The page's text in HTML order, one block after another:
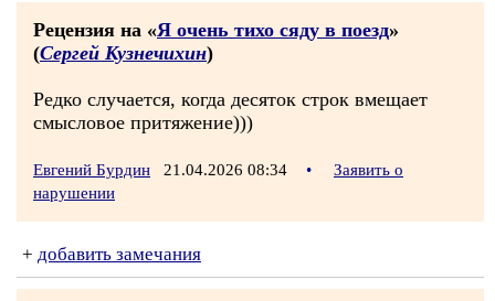
Рецензия на «Я очень тихо сяду в поезд»
(Сергей Кузнечихин)
Редко случается, когда десяток строк вмещает
смысловое притяжение)))
Евгений Бурдин 21.04.2026 08:34 •
Заявить о
нарушении
+ добавить замечания